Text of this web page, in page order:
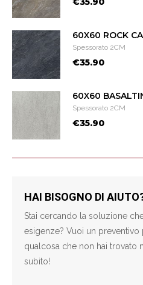
60X60 ROCK
Spessorato 2CM
€35.90
60X60
Spessorato 2CM
€35.90
HAI BISOGNO DI
Stai cercando la soluzione
esigenze? Vuoi un preventivo
qualcosa che non hai trovato
subito!